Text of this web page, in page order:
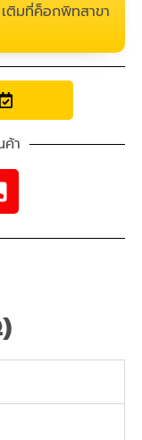
ติมที่ค็อกพิทสาขา
า